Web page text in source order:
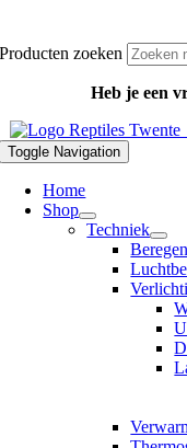
Producten zoeken
Heb je een
Toggle Navigation
Home
Shop
Techniek